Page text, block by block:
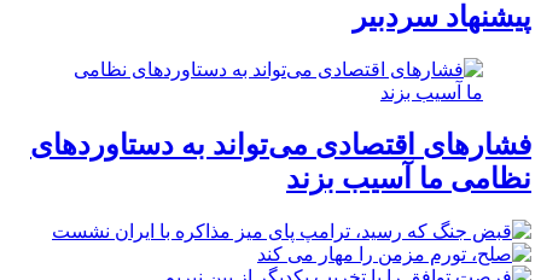
پیشنهاد سردبیر
فشارهای اقتصادی می‌تواند به دستاوردهای
نظامی ما آسیب بزند